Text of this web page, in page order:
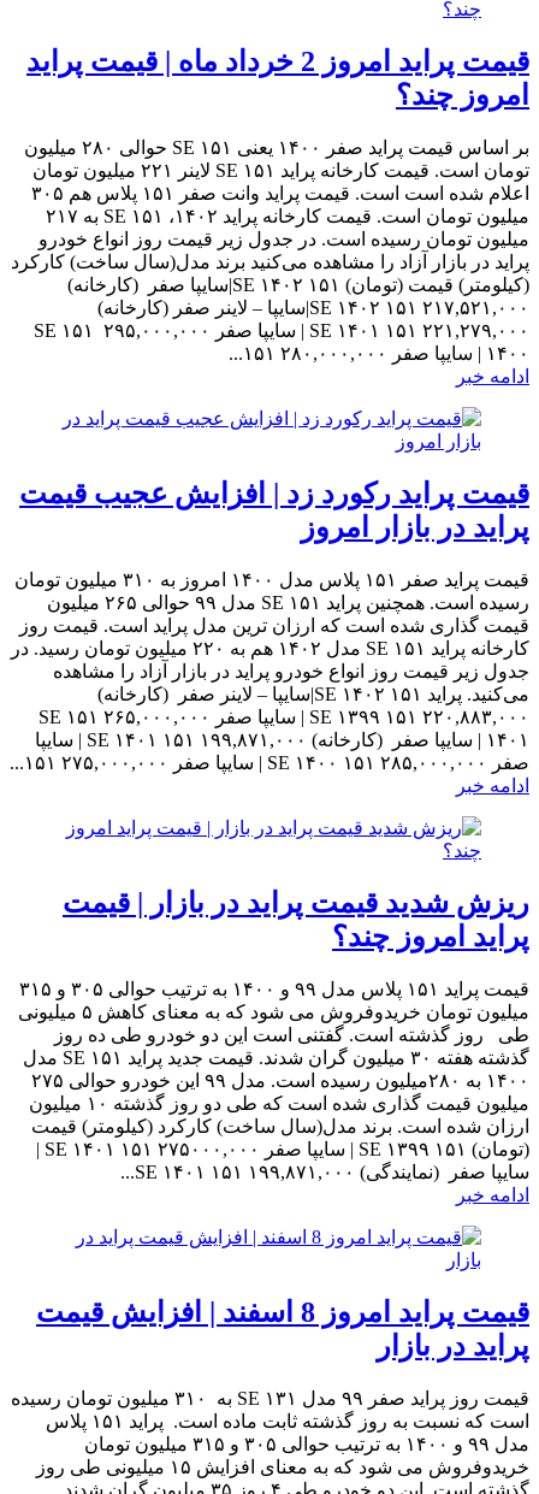
قیمت پراید امروز 2 خرداد ماه | قیمت پراید
امروز چند؟
بر اساس قیمت پراید صفر ۱۴۰۰ یعنی ۱۵۱ SE حوالی ۲۸۰ میلیون
تومان است. قیمت کارخانه پراید ۱۵۱ SE لاینر ۲۲۱ میلیون تومان
اعلام شده است است. قیمت پراید وانت صفر ۱۵۱ پلاس هم ۳۰۵
میلیون تومان است. قیمت کارخانه پراید ۱۴۰۲، ۱۵۱ SE به ۲۱۷
میلیون تومان رسیده است. در جدول زیر قیمت روز انواع خودرو
پراید در بازار آزاد را مشاهده می‌کنید برند مدل(سال ساخت) کارکرد
(کیلومتر) قیمت (تومان) ۱۵۱ SE ۱۴۰۲|سایپا صفر (کارخانه)
۲۱۷,۵۲۱,۰۰۰ ۱۵۱ SE ۱۴۰۲|سایپا – لاینر صفر (کارخانه)
۲۲۱,۲۷۹,۰۰۰ ۱۵۱ SE ۱۴۰۱ | سایپا صفر ۲۹۵,۰۰۰,۰۰۰ ۱۵۱ SE
۱۴۰۰ | سایپا صفر ۲۸۰,۰۰۰,۰۰۰ ۱۵۱...
ادامه خبر
قیمت پراید رکورد زد | افزایش عجیب قیمت
پراید در بازار امروز
قیمت پراید صفر ۱۵۱ پلاس مدل ۱۴۰۰ امروز به ۳۱۰ میلیون تومان
رسیده است. همچنین پراید ۱۵۱ SE مدل ۹۹ حوالی ۲۶۵ میلیون
قیمت گذاری شده است که ارزان ترین مدل پراید است. قیمت روز
کارخانه پراید ۱۵۱ SE مدل ۱۴۰۲ هم به ۲۲۰ میلیون تومان رسید. در
جدول زیر قیمت روز انواع خودرو پراید در بازار آزاد را مشاهده
می‌کنید. پراید ۱۵۱ SE ۱۴۰۲|سایپا – لاینر صفر (کارخانه)
۲۲۰,۸۸۳,۰۰۰ ۱۵۱ SE ۱۳۹۹ | سایپا صفر ۲۶۵,۰۰۰,۰۰۰ ۱۵۱ SE
۱۴۰۱ | سایپا صفر (کارخانه) ۱۹۹,۸۷۱,۰۰۰ ۱۵۱ SE ۱۴۰۱ | سایپا
صفر ۲۸۵,۰۰۰,۰۰۰ ۱۵۱ SE ۱۴۰۰ | سایپا صفر ۲۷۵,۰۰۰,۰۰۰ ۱۵۱...
ادامه خبر
ریزش شدید قیمت پراید در بازار | قیمت
پراید امروز چند؟
قیمت پراید ۱۵۱ پلاس مدل ۹۹ و ۱۴۰۰ به ترتیب حوالی ۳۰۵ و ۳۱۵
میلیون تومان خریدوفروش می شود که به معنای کاهش ۵ میلیونی
طی روز گذشته است. گفتنی است این دو خودرو طی ده روز
گذشته هفته ۳۰ میلیون گران شدند. قیمت جدید پراید ۱۵۱ SE مدل
۱۴۰۰ به ۲۸۰میلیون رسیده است. مدل ۹۹ این خودرو حوالی ۲۷۵
میلیون قیمت گذاری شده است که طی دو روز گذشته ۱۰ میلیون
ارزان شده است. برند مدل(سال ساخت) کارکرد (کیلومتر) قیمت
(تومان) ۱۵۱ SE ۱۳۹۹ | سایپا صفر ۲۷۵۰۰۰,۰۰۰ ۱۵۱ SE ۱۴۰۱ |
سایپا صفر (نمایندگی) ۱۹۹,۸۷۱,۰۰۰ ۱۵۱ SE ۱۴۰۱...
ادامه خبر
قیمت پراید امروز 8 اسفند | افزایش قیمت
پراید در بازار
قیمت روز پراید صفر ۹۹ مدل ۱۳۱ SE به ۳۱۰ میلیون تومان رسیده
است که نسبت به روز گذشته ثابت ماده است. پراید ۱۵۱ پلاس
مدل ۹۹ و ۱۴۰۰ به ترتیب حوالی ۳۰۵ و ۳۱۵ میلیون تومان
خریدوفروش می شود که به معنای افزایش ۱۵ میلیونی طی روز
گذشته است. این دو خودرو طی ۴ روز ۳۵ میلیون گران شدند.